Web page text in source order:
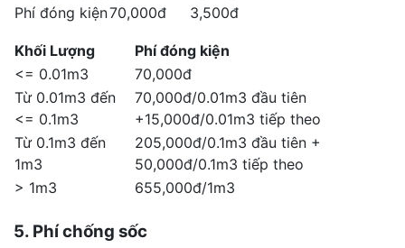
Phí đóng kiện70,000đ 3,500đ
Khối Lượng
Phí đóng kiện
<= 0.01m3
70,000đ
Từ 0.01m3 đến
<= 0.1m3
70,000đ/0.01m3 đầu tiên
+15,000đ/0.01m3 tiếp theo
Từ 0.1m3 đến
1m3
205,000đ/0.1m3 đầu tiên +
50,000đ/0.1m3 tiếp theo
> 1m3
655,000đ/1m3
5. Phí chống sốc